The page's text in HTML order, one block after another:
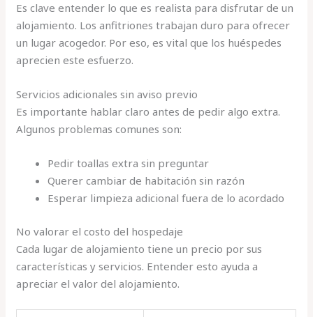
Es clave entender lo que es realista para disfrutar de un
alojamiento. Los anfitriones trabajan duro para ofrecer
un lugar acogedor. Por eso, es vital que los huéspedes
aprecien este esfuerzo.
Servicios adicionales sin aviso previo
Es importante hablar claro antes de pedir algo extra.
Algunos problemas comunes son:
Pedir toallas extra sin preguntar
Querer cambiar de habitación sin razón
Esperar limpieza adicional fuera de lo acordado
No valorar el costo del hospedaje
Cada lugar de alojamiento tiene un precio por sus
características y servicios. Entender esto ayuda a
apreciar el valor del alojamiento.